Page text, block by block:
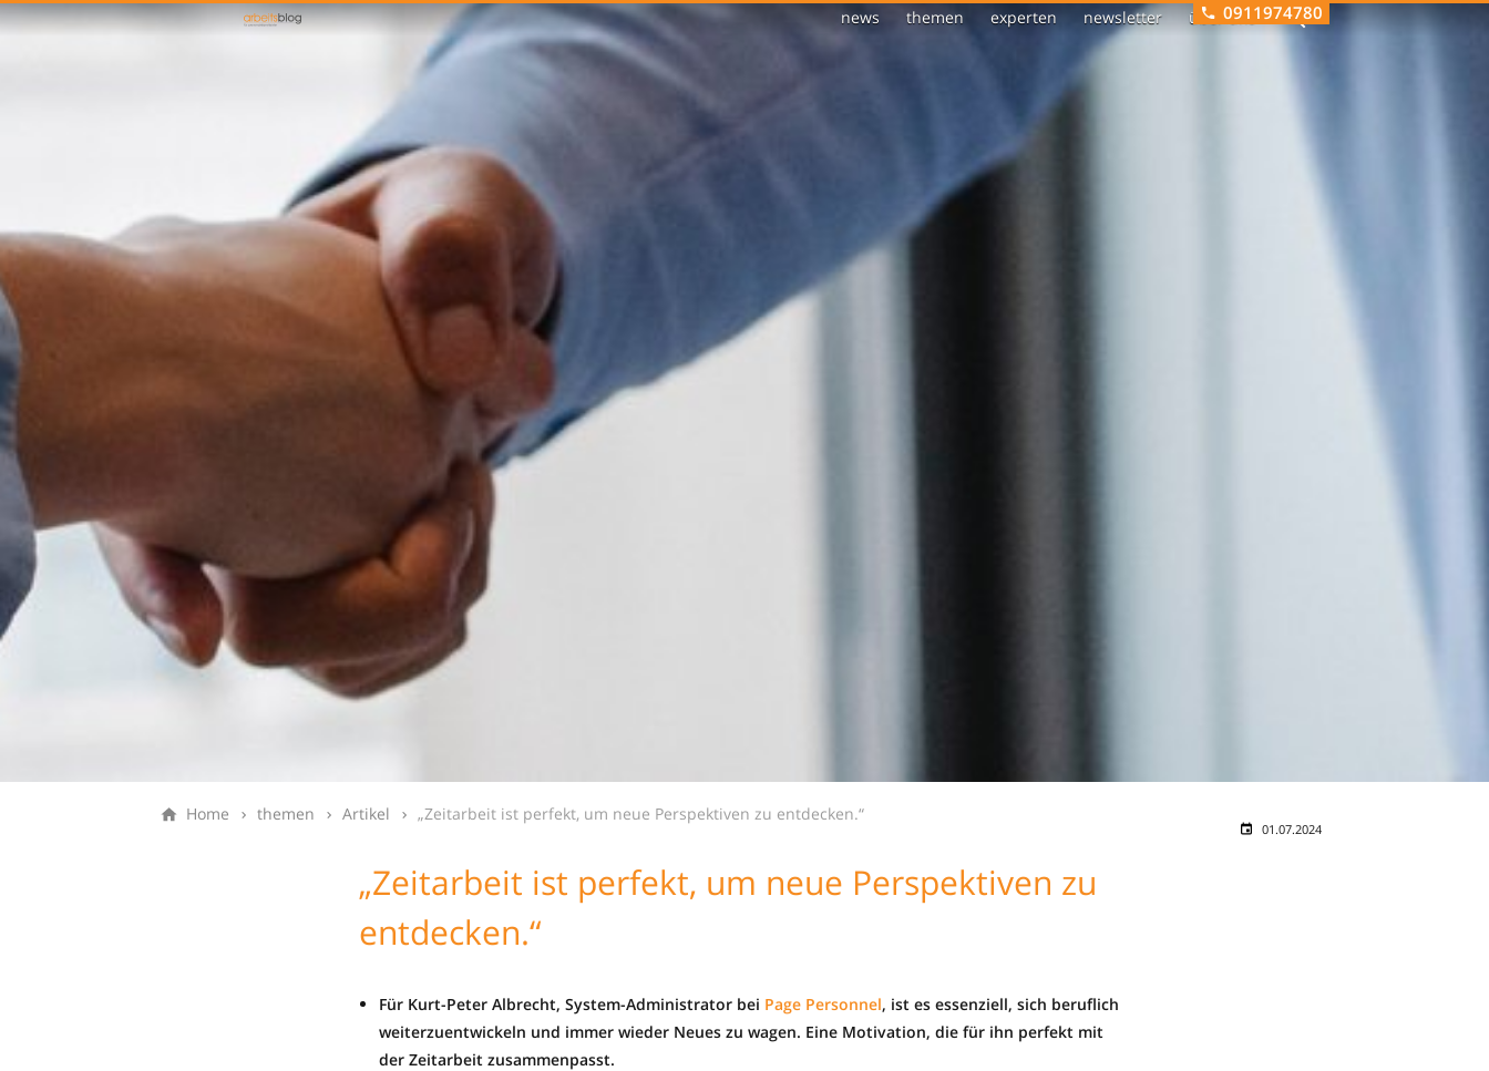
news themen experten newsletter über uns0911974780
Home themen Artikel „Zeitarbeit ist perfekt, um neue Perspektiven zu entdecken.“
01.07.2024
„Zeitarbeit ist perfekt, um neue Perspektiven zu
entdecken.“
Für Kurt-Peter Albrecht, System-Administrator bei Page Personnel, ist es essenziell, sich beruflich
weiterzuentwickeln und immer wieder Neues zu wagen. Eine Motivation, die für ihn perfekt mit
der Zeitarbeit zusammenpasst.